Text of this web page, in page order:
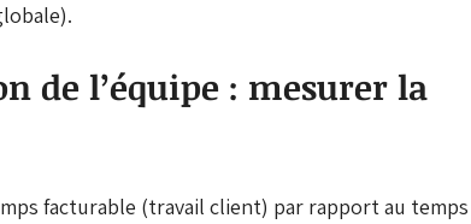
de l’équipe : mesurer la
facturable (travail client) par rapport au